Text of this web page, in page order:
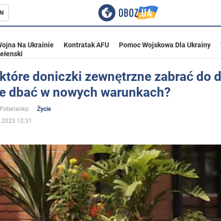
Ukrainie
Na Ukrainie Kontratak AFU Pomoc Wojskowa Dla Ukrainy
doniczki zewnętrzne zabrać do
dbać w nowych warunkach?
Życie
12:31